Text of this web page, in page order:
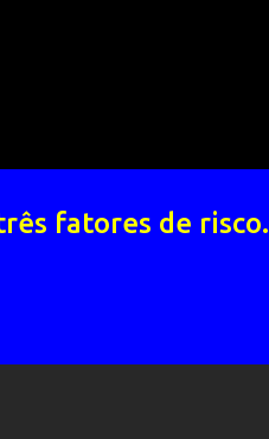
fatores de risco.